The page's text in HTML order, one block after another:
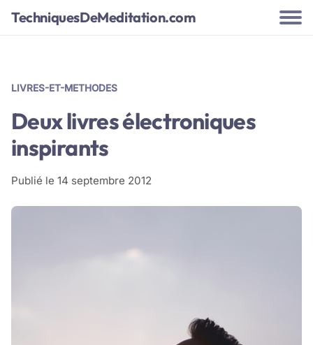
TechniquesDeMeditation.com
LIVRES-ET-METHODES
Deux livres électroniques
inspirants
Publié le 14 septembre 2012